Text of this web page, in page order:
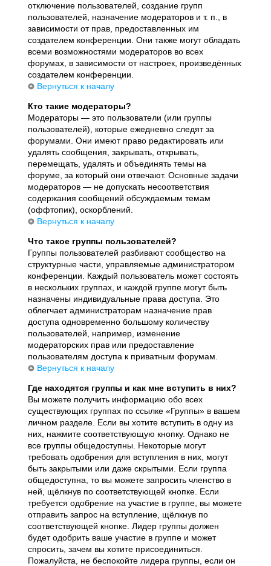
отключение пользователей, создание групп
пользователей, назначение модераторов и т. п., в
зависимости от прав, предоставленных им
создателем конференции. Они также могут обладать
всеми возможностями модераторов во всех
форумах, в зависимости от настроек, произведённых
создателем конференции.
Вернуться к началу
Кто такие модераторы?
Модераторы — это пользователи (или группы
пользователей), которые ежедневно следят за
форумами. Они имеют право редактировать или
удалять сообщения, закрывать, открывать,
перемещать, удалять и объединять темы на
форуме, за который они отвечают. Основные задачи
модераторов — не допускать несоответствия
содержания сообщений обсуждаемым темам
(оффтопик), оскорблений.
Вернуться к началу
Что такое группы пользователей?
Группы пользователей разбивают сообщество на
структурные части, управляемые администратором
конференции. Каждый пользователь может состоять
в нескольких группах, и каждой группе могут быть
назначены индивидуальные права доступа. Это
облегчает администраторам назначение прав
доступа одновременно большому количеству
пользователей, например, изменение
модераторских прав или предоставление
пользователям доступа к приватным форумам.
Вернуться к началу
Где находятся группы и как мне вступить в них?
Вы можете получить информацию обо всех
существующих группах по ссылке «Группы» в вашем
личном разделе. Если вы хотите вступить в одну из
них, нажмите соответствующую кнопку. Однако не
все группы общедоступны. Некоторые могут
требовать одобрения для вступления в них, могут
быть закрытыми или даже скрытыми. Если группа
общедоступна, то вы можете запросить членство в
ней, щёлкнув по соответствующей кнопке. Если
требуется одобрение на участие в группе, вы можете
отправить запрос на вступление, щёлкнув по
соответствующей кнопке. Лидер группы должен
будет одобрить ваше участие в группе и может
спросить, зачем вы хотите присоединиться.
Пожалуйста, не беспокойте лидера группы, если он